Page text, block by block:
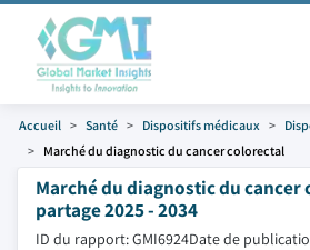
Accueil Santé Dispositifs médicaux
Marché du diagnostic du cancer colorectal
Marché du diagnostic du
partage 2025 - 2034
ID du rapport: GMI6924Date de